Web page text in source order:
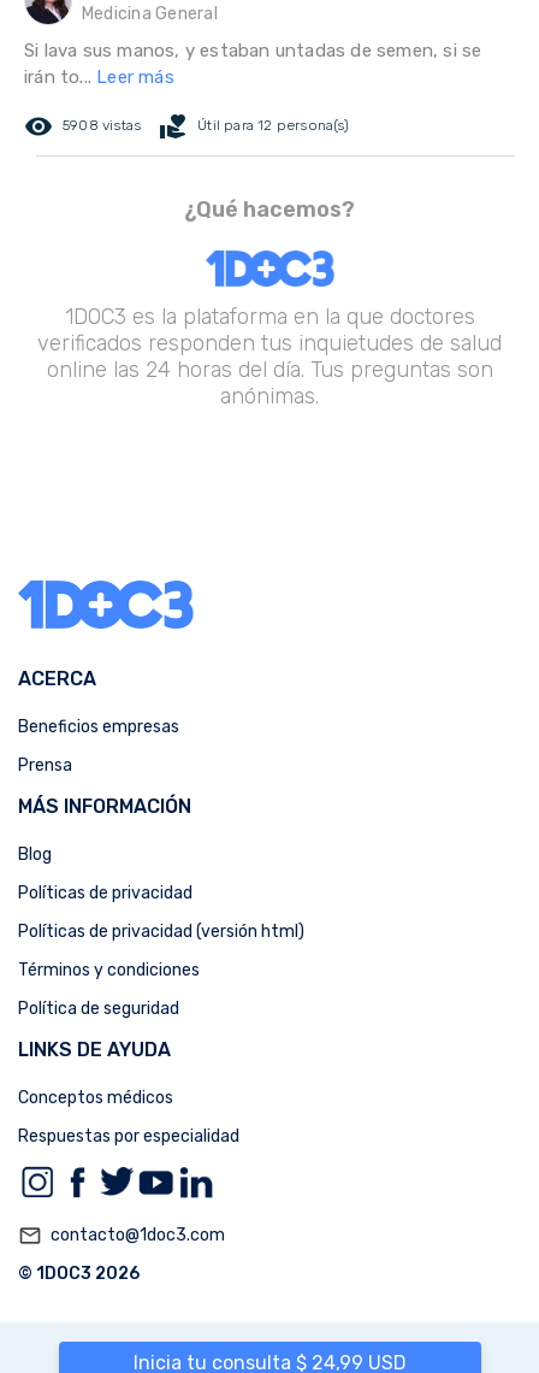
Medicina General
Si lava sus manos, y estaban untadas de semen, si se
irán to... Leer más
remove_red_eye 5908 vistas volunteer_activism Útil para 12 persona(s)
¿Qué hacemos?
1DOC3 es la plataforma en la que doctores
verificados responden tus inquietudes de salud
online las 24 horas del día. Tus preguntas son
anónimas.
Inicia tu consulta $ 24,99 USD
ACERCA
Beneficios empresas
Prensa
MÁS INFORMACIÓN
Blog
Políticas de privacidad
Políticas de privacidad (versión html)
Términos y condiciones
Política de seguridad
LINKS DE AYUDA
Conceptos médicos
Respuestas por especialidad
mail_outline contacto@1doc3.com
© 1DOC3 2026